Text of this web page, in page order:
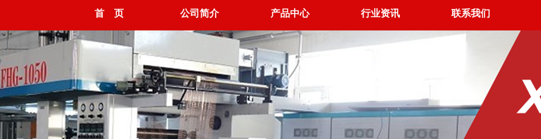
首 页 公司简介 产品中心 行业资讯 联系我们